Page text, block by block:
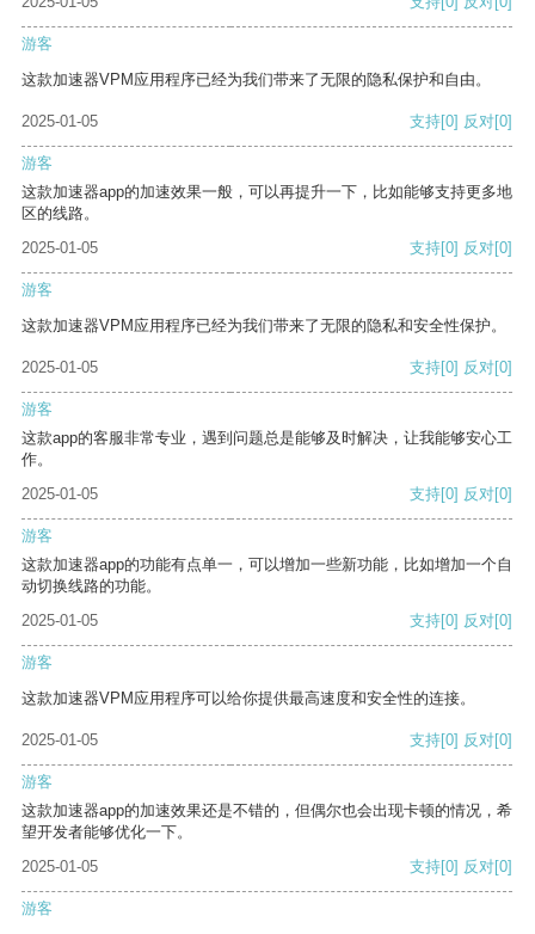
游客
这款加速器VPM应用程序已经为我们带来了无限的隐私保护和自由。
2025-01-05 支持[0] 反对[0]
游客
这款加速器app的加速效果一般，可以再提升一下，比如能够支持更多地
区的线路。
2025-01-05
支持[0] 反对[0]
游客
这款加速器VPM应用程序已经为我们带来了无限的隐私和安全性保护。
2025-01-05 支持[0] 反对[0]
游客
这款app的客服非常专业，遇到问题总是能够及时解决，让我能够安心工
作。
2025-01-05
支持[0] 反对[0]
游客
这款加速器app的功能有点单一，可以增加一些新功能，比如增加一个自
动切换线路的功能。
2025-01-05
支持[0] 反对[0]
游客
这款加速器VPM应用程序可以给你提供最高速度和安全性的连接。
2025-01-05 支持[0] 反对[0]
游客
这款加速器app的加速效果还是不错的，但偶尔也会出现卡顿的情况，希
望开发者能够优化一下。
2025-01-05
支持[0] 反对[0]
游客